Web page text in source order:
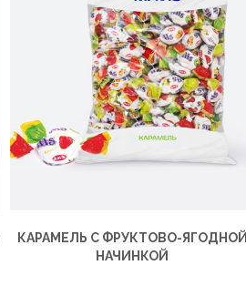
КАРАМЕЛЬ С ФРУКТОВО-ЯГОДНОЙ
НАЧИНКОЙ